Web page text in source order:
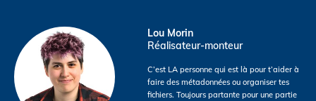
Lou Morin
Réalisateur-monteur
C’est LA personne qui est là pour t’aider à
faire des métadonnées ou organiser tes
fichiers. Toujours partante pour une partie